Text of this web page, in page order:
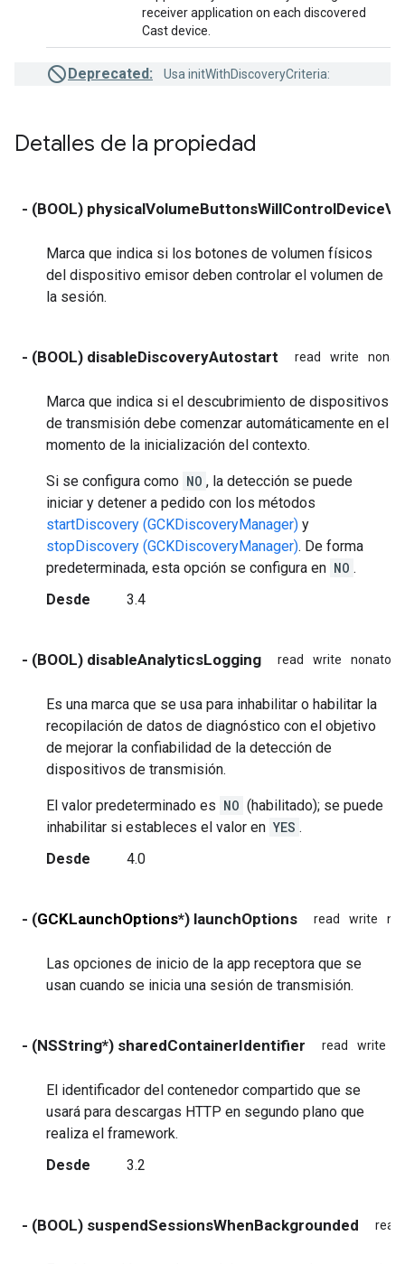
receiver application on each discovered
Cast device.
Deprecated: Usa initWithDiscoveryCriteria:
Detalles de la propiedad
- (BOOL)
Marca que indica si los botones de volumen físicos
del dispositivo emisor deben controlar el volumen de
la sesión.
- (BOOL) disableDiscoveryAutostart read write
Marca que indica si el descubrimiento de dispositivos
de transmisión debe comenzar automáticamente en el
momento de la inicialización del contexto.
Si se configura como NO , la detección se puede
iniciar y detener a pedido con los métodos
startDiscovery (GCKDiscoveryManager) y
stopDiscovery (GCKDiscoveryManager). De forma
predeterminada, esta opción se configura en NO .
Desde
3.4
- (BOOL) disableAnalyticsLogging read write
Es una marca que se usa para inhabilitar o habilitar la
recopilación de datos de diagnóstico con el objetivo
de mejorar la confiabilidad de la detección de
dispositivos de transmisión.
El valor predeterminado es NO (habilitado); se puede
inhabilitar si estableces el valor en YES .
Desde
4.0
- (GCKLaunchOptions*) launchOptions read write
Las opciones de inicio de la app receptora que se
usan cuando se inicia una sesión de transmisión.
- (NSString*) sharedContainerIdentifier read write
El identificador del contenedor compartido que se
usará para descargas HTTP en segundo plano que
realiza el framework.
Desde
3.2
- (BOOL) suspendSessionsWhenBackgrounded read